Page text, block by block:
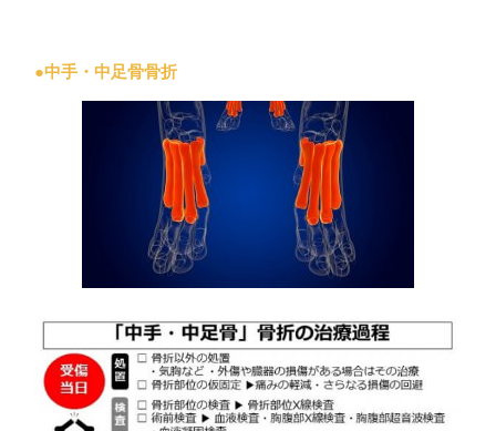
●中手・中足骨骨折